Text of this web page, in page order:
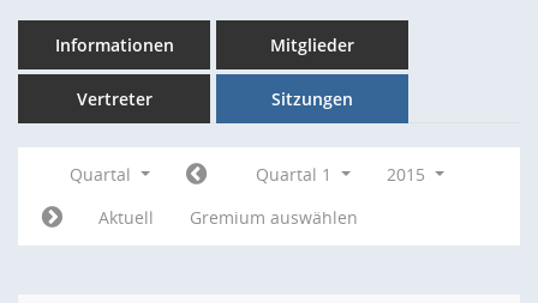
Informationen Mitglieder
Vertreter Sitzungen
Quartal Quartal 1
2015
Aktuell
Gremium auswählen